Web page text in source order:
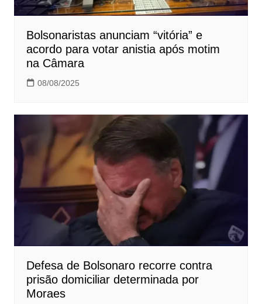
Bolsonaristas anunciam “vitória” e
acordo para votar anistia após motim
na Câmara
08/08/2025
Defesa de Bolsonaro recorre contra
prisão domiciliar determinada por
Moraes